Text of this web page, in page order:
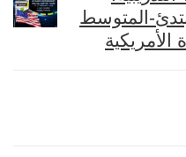
المتوسط